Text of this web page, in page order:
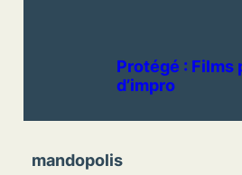
Protégé : Films
d’impro
mandopolis